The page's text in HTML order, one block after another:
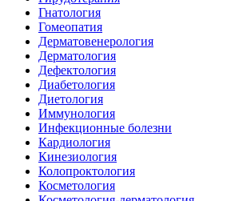
Гнатология
Гомеопатия
Дерматовенерология
Дерматология
Дефектология
Диабетология
Диетология
Иммунология
Инфекционные болезни
Кардиология
Кинезиология
Колопроктология
Косметология